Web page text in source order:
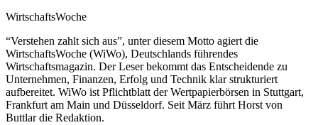
WirtschaftsWoche
“Verstehen zahlt sich aus”, unter diesem Motto agiert die
WirtschaftsWoche (WiWo), Deutschlands führendes
Wirtschaftsmagazin. Der Leser bekommt das Entscheidende zu
Unternehmen, Finanzen, Erfolg und Technik klar strukturiert
aufbereitet. WiWo ist Pflichtblatt der Wertpapierbörsen in Stuttgart,
Frankfurt am Main und Düsseldorf. Seit März führt Horst von
Buttlar die Redaktion.